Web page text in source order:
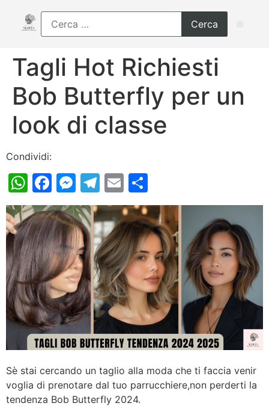
Tagli Hot Richiesti
Bob Butterfly per un
look di classe
Condividi:
WhatsApp
Facebook
Messenger
Telegram
Email
Sè stai cercando un taglio alla moda che ti faccia venir
voglia di prenotare dal tuo parrucchiere,non perderti la
tendenza Bob Butterfly 2024.